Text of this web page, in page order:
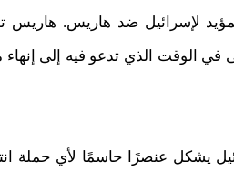
لإسرائيل ضد هاريس.
في الوقت الذي تدعو فيه إلى
يشكل عنصرًا حاسمًا لأي حملة